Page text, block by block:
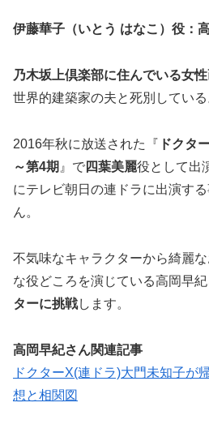
伊藤華子（いとう はなこ）役：
乃木坂上倶楽部に住んでいる女
世界的建築家の夫と死別している
2016年秋に放送された『 ドクタ
～第4期 』で四葉美麗役として出
にテレビ朝日の連ドラに出演す
ん。
不気味なキャラクターから綺麗
な役どころを演じている高岡早
ターに挑戦します。
高岡早紀さん関連記事
ドクターX(連ドラ)大門未知子が
想と相関図